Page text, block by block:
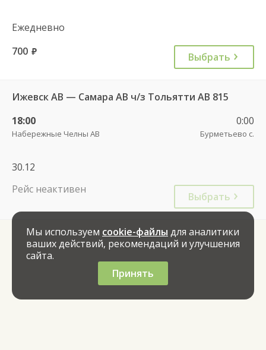
Ежедневно
700 руб. Выбрать
Ижевск АВ — Самара АВ ч/з Тольятти АВ 815
18:00
Набережные Челны АВ
0:00
Бурметьево с.
30.12
Рейс неактивен
Выбрать
Мы используем cookie-файлы для аналитики
ваших действий, рекомендаций и улучшения
сайта.
Принять